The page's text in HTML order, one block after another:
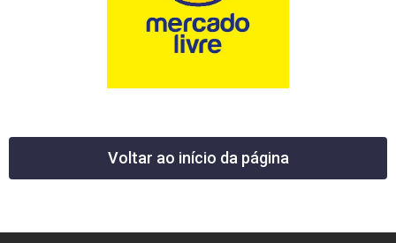
Voltar ao início da página